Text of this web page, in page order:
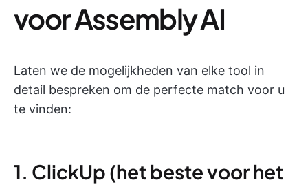
voor Assembly AI
Laten we de mogelijkheden van elke tool in
detail bespreken om de perfecte match voor u
te vinden:
1. ClickUp (het beste voor het